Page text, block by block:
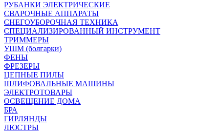
РУБАНКИ ЭЛЕКТРИЧЕСКИЕ
СВАРОЧНЫЕ АППАРАТЫ
СНЕГОУБОРОЧНАЯ ТЕХНИКА
СПЕЦИАЛИЗИРОВАННЫЙ ИНСТРУМЕНТ
ТРИММЕРЫ
УШМ (болгарки)
ФЕНЫ
ФРЕЗЕРЫ
ЦЕПНЫЕ ПИЛЫ
ШЛИФОВАЛЬНЫЕ МАШИНЫ
ЭЛЕКТРОТОВАРЫ
ОСВЕЩЕНИЕ ДОМА
БРА
ГИРЛЯНДЫ
ЛЮСТРЫ